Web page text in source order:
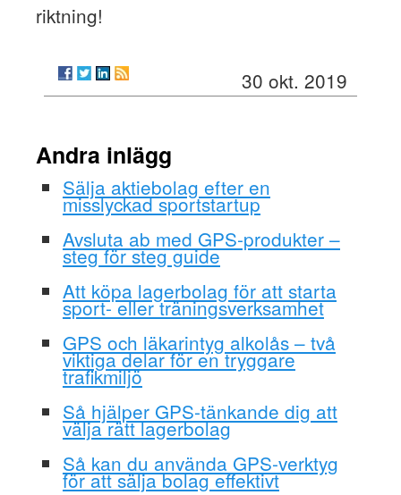
riktning!
30 okt. 2019
Andra inlägg
Sälja aktiebolag efter en
misslyckad sportstartup
Avsluta ab med GPS-produkter –
steg för steg guide
Att köpa lagerbolag för att starta
sport- eller träningsverksamhet
GPS och läkarintyg alkolås – två
viktiga delar för en tryggare
trafikmiljö
Så hjälper GPS-tänkande dig att
välja rätt lagerbolag
Så kan du använda GPS-verktyg
för att sälja bolag effektivt